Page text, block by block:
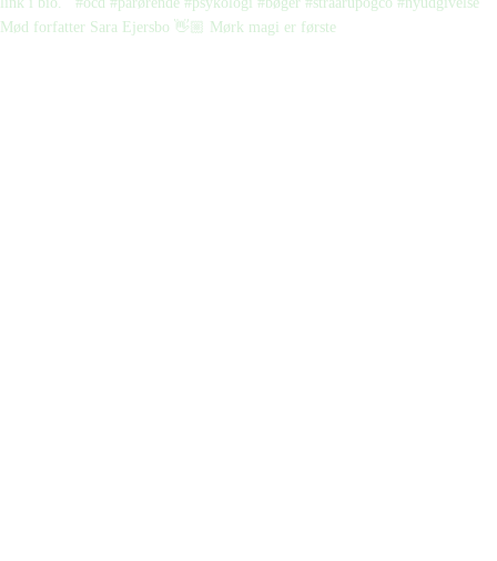
Mød forfatter Sara Ejersbo 👋🏼 Mørk magi er første